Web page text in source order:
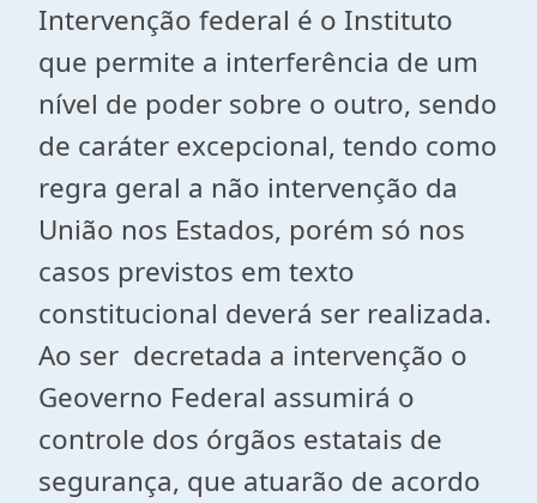
Intervenção federal é o Instituto
que permite a interferência de um
nível de poder sobre o outro, sendo
de caráter excepcional, tendo como
regra geral a não intervenção da
União nos Estados, porém só nos
casos previstos em texto
constitucional deverá ser realizada.
Ao ser decretada a intervenção o
Geoverno Federal assumirá o
controle dos órgãos estatais de
segurança, que atuarão de acordo